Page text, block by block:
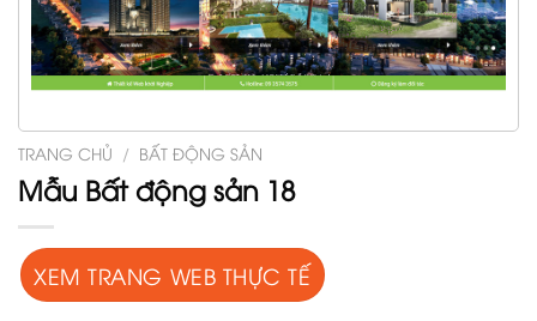
TRANG CHỦ / BẤT ĐỘNG SẢN
Mẫu Bất động sản 18
XEM TRANG WEB THỰC TẾ